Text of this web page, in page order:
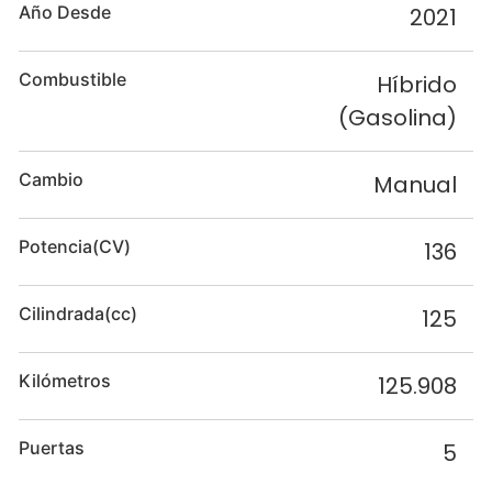
Año Desde 2021
Combustible
Híbrido
(Gasolina)
Cambio Manual
Potencia(CV) 136
Cilindrada(cc) 125
Kilómetros 125.908
Puertas 5